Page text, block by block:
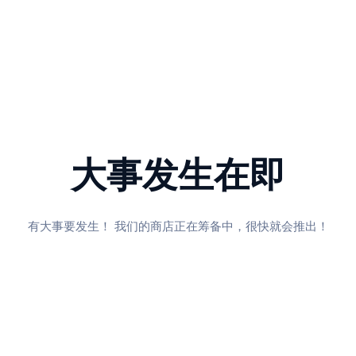
大事发生在即
有大事要发生！ 我们的商店正在筹备中，很快就会推出！